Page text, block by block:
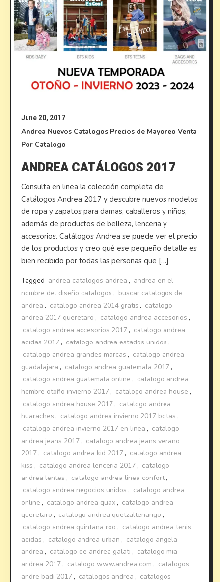
June 20, 2017
Andrea Nuevos Catalogos Precios de Mayoreo Venta
Por Catalogo
ANDREA CATÁLOGOS 2017
Consulta en linea la colección completa de
Catálogos Andrea 2017 y descubre nuevos modelos
de ropa y zapatos para damas, caballeros y niños,
además de productos de belleza, lenceria y
accesorios. Catálogos Andrea se puede ver el precio
de los productos y creo qué ese pequeño detalle es
bien recibido por todas las personas que […]
Tagged andrea catalogos andrea , andrea en el
nombre del diseño catalogos , buscar catalogos de
andrea , catalogo andrea 2014 gratis , catalogo
andrea 2017 queretaro , catalogo andrea accesorios ,
catalogo andrea accesorios 2017 , catalogo andrea
adidas 2017 , catalogo andrea estados unidos ,
catalogo andrea grandes marcas , catalogo andrea
guadalajara , catalogo andrea guatemala 2017 ,
catalogo andrea guatemala online , catalogo andrea
hombre otoño invierno 2017 , catalogo andrea house ,
catalogo andrea house 2017 , catalogo andrea
huaraches , catalogo andrea invierno 2017 botas ,
catalogo andrea invierno 2017 en linea , catalogo
andrea jeans 2017 , catalogo andrea jeans verano
2017 , catalogo andrea kid 2017 , catalogo andrea
kiss , catalogo andrea lenceria 2017 , catalogo
andrea lentes , catalogo andrea linea confort,
catalogo andrea negocios unidos , catalogo andrea
online , catalogo andrea quax , catalogo andrea
queretaro , catalogo andrea quetzaltenango ,
catalogo andrea quintana roo , catalogo andrea tenis
adidas , catalogo andrea urban , catalogo angela
andrea , catalogo de andrea galati , catalogo mia
andrea 2017 , catalogo www.andrea.com , catalogos
andre badi 2017 , catalogos andrea , catalogos